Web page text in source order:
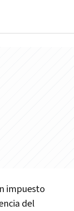
impuesto
del